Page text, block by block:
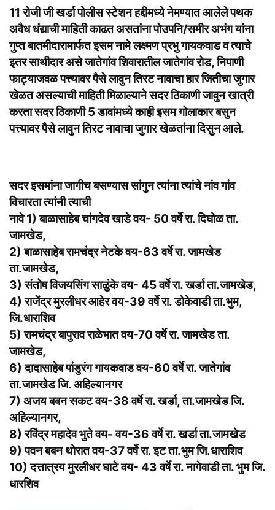
11 रोजी जी खर्डा पोलीस स्टेशन हद्दीमध्ये नेमण्यात आलेले पथक
अवैध धंद्याची माहिती काढत असतांना पोउपनि/समीर अभंग यांना
गुप्त बातमीदारामार्फत इसम नामे लक्ष्मण प्रभु गायकवाड व त्याचे
इतर साथीदार असे जातेगांव शिवारातील जातेगांव रोड, निपाणी
फाट्याजवळ पत्त्यावर पैसे लावुन तिरट नावाचा हार जितीचा जुगार
खेळत असल्याची माहिती मिळाल्याने सदर ठिकाणी जावुन खात्री
करता सदर ठिकाणी 5 डावांमध्ये काही इसम गोलाकार बसुन
पत्त्यावर पैसे लावुन तिरट नावाचा जुगार खेळतांना दिसुन आले.
सदर इसमांना जागीच बसण्यास सांगुन त्यांना त्यांचे नांव गांव
विचारता त्यांनी त्याची
नावे 1) बाळासाहेब चांगदेव खाडे वय- 50 वर्षे रा. दिघोळ ता.
जामखेड,
2) बाळासाहेब रामचंद्र नेटके वय-63 वर्षे रा. जामखेड
ता.जामखेड,
3) संतोष विजयसिंग साळुंके वय- 45 वर्षे रा. खर्डा ता.जामखेड,
4) राजेंद्र मुरलीधर आहेर वय-39 वर्षे रा. डोकेवाडी ता.भुम,
जि.धाराशिव
5) रामचंद्र बापुराव राळेभात वय-70 वर्षे रा. जामखेड ता.
जामखेड,
6) दादासाहेब पांडुरंग गायकवाड वय-60 वर्षे रा. जातेगांव
ता.जामखेड जि. अहिल्यानगर
7) अजय बबन सकट वय-38 वर्षे रा. खर्डा, ता.जामखेड जि.
अहिल्यानगर,
8) रविंद्र महादेव भुते वय- वय-36 वर्षे रा. खर्डा ता.जामखेड
9) पवन बबन थोरात वय-37 वर्षे रा. इट ता.भुम जि.धाराशिव
10) दत्तात्रय मुरलीधर घाटे वय- 43 वर्षे रा. नागेवाडी ता. भुम जि.
धारशिव